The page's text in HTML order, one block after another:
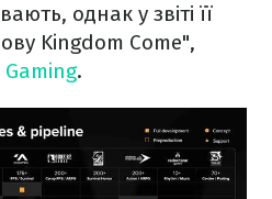
однак у звіті її
Kingdom Come",
.